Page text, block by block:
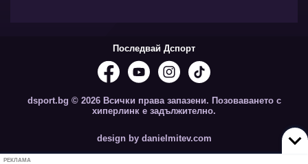
Последвай Дспорт
dsport.bg © 2026 Всички права запазени. Позоваването с
хиперлинк е задължително.
design by danielmitev.com
РЕКЛАМА